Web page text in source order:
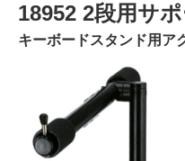
18952 2段用サ
キーボードスタンド用ア